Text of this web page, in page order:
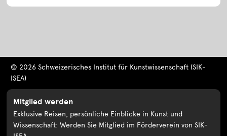
© 2026 Schweizerisches Institut für Kunstwissenschaft (SIK-
ISEA)
Mitglied werden
Exklusive Reisen, persönliche Einblicke in Kunst und
Wissenschaft: Werden Sie Mitglied im Förderverein von SIK-